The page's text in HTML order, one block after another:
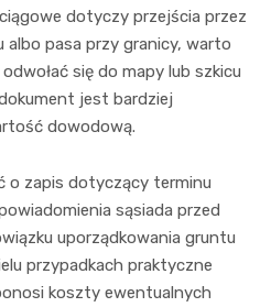
dotyczy przejścia przez
pasa przy granicy, warto
się do mapy lub szkicu
jest bardziej
dowodową.
o zapis dotyczący terminu
sąsiada przed
uporządkowania gruntu
przypadkach praktyczne
koszty ewentualnych